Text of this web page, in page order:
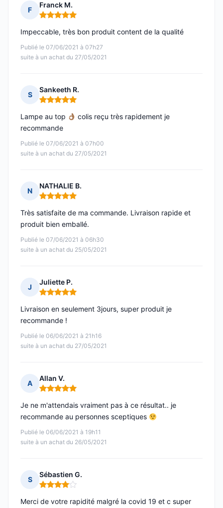
F
Franck M.
Note : 5 sur 5
Publié le 07/06/2021 à 07h27
suite à un achat du 27/05/2021
Impeccable, très bon produit content de la qualité
S
Sankeeth R.
Note : 5 sur 5
Publié le 07/06/2021 à 07h00
suite à un achat du 27/05/2021
Lampe au top
colis reçu très rapidement je
recommande
N
NATHALIE B.
Note : 5 sur 5
Publié le 07/06/2021 à 06h30
suite à un achat du 25/05/2021
Très satisfaite de ma commande. Livraison rapide et
produit bien emballé.
J
Juliette P.
Note : 5 sur 5
Publié le 06/06/2021 à 21h16
suite à un achat du 27/05/2021
Livraison en seulement 3jours, super produit je
recommande !
A
Allan V.
Note : 5 sur 5
Publié le 06/06/2021 à 19h11
suite à un achat du 26/05/2021
Je ne m'attendais vraiment pas à ce résultat.. je
recommande au personnes sceptiques
S
Sébastien G.
Note : 4 sur 5
Merci de votre rapidité malgré la covid 19 et c super